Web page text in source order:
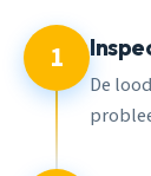
1
De